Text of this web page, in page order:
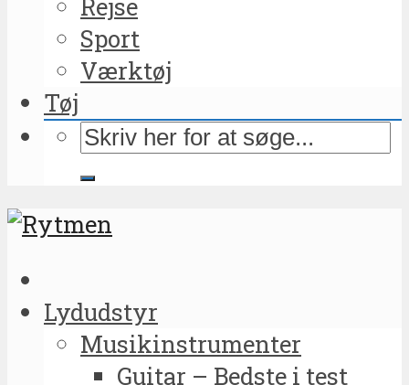
Sport
Værktøj
Tøj
Lydudstyr
Musikinstrumenter
Guitar – Bedste i test